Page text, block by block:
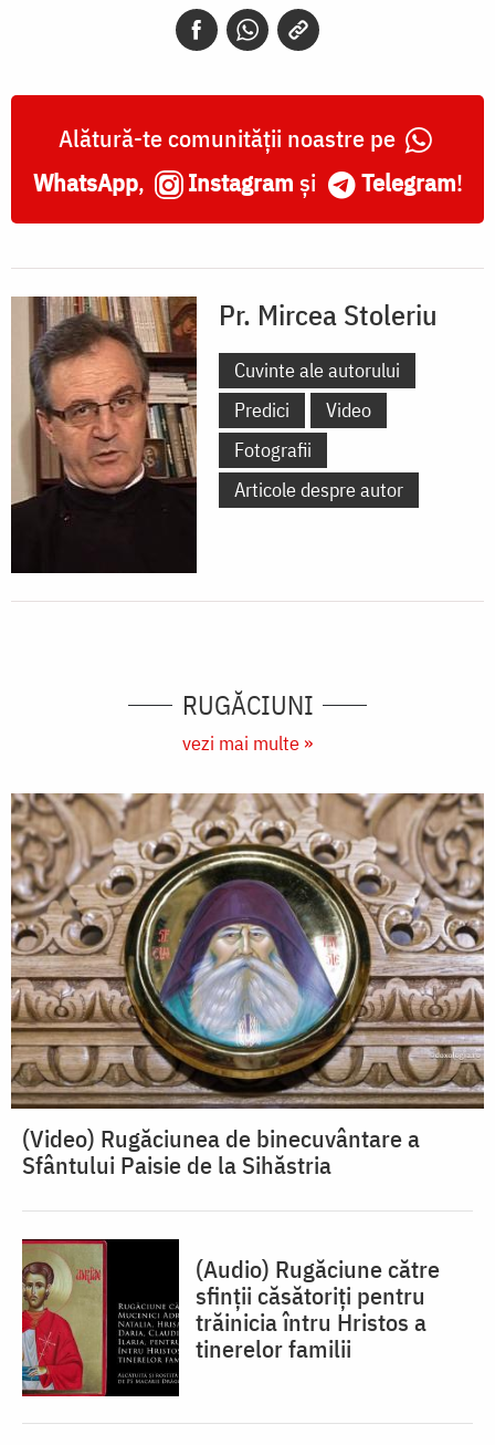
Alătură-te comunității noastre pe
WhatsApp, Instagram și Telegram!
Pr. Mircea Stoleriu
Cuvinte ale autorului
Predici
Video
Fotografii
Articole despre autor
RUGĂCIUNI
vezi mai multe »
(Video) Rugăciunea de binecuvântare a
Sfântului Paisie de la Sihăstria
(Audio) Rugăciune către
sfinții căsătoriți pentru
trăinicia întru Hristos a
tinerelor familii